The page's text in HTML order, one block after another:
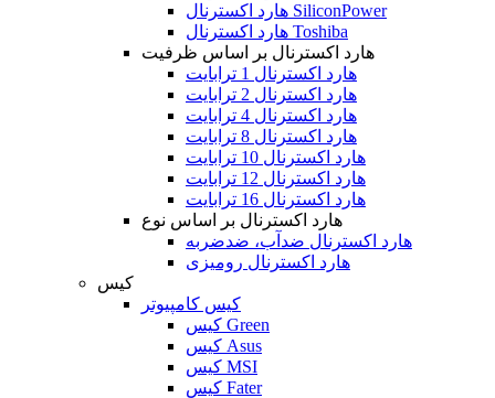
هارد اکسترنال SiliconPower
هارد اکسترنال Toshiba
هارد اکسترنال بر اساس ظرفیت
هارد اکسترنال 1 ترابایت
هارد اکسترنال 2 ترابایت
هارد اکسترنال 4 ترابایت
هارد اکسترنال 8 ترابایت
هارد اکسترنال 10 ترابایت
هارد اکسترنال 12 ترابایت
هارد اکسترنال 16 ترابایت
هارد اکسترنال بر اساس نوع
هارد اکسترنال ضدآب، ضدضربه
هارد اکسترنال رومیزی
کیس
کیس کامپیوتر
کیس Green
کیس Asus
کیس MSI
کیس Fater